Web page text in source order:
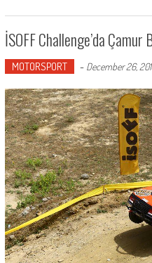
İSOFF Challenge’da Çamur
MOTORSPORT - December 26,